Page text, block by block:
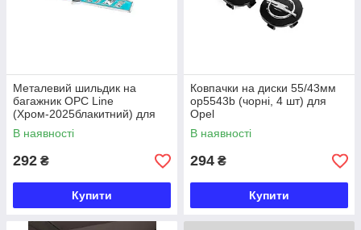
Металевий шильдик на
багажник OPC Line
(Хром-2025блакитний) для
Opel
В наявності
292 ₴
Купити
Ковпачки на диски 55/43мм
op5543b (чорні, 4 шт) для
Opel
В наявності
294 ₴
Купити